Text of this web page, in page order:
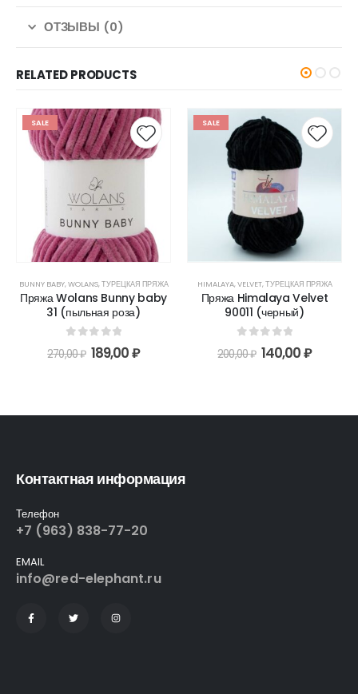
ОТЗЫВЫ (0)
RELATED PRODUCTS
SALE
BUNNY BABY,WOLANS,ТУРЕЦКАЯ ПРЯЖА
Пряжа Wolans Bunny baby
31 (пыльная роза)
out of 5
270,00₽ 189,00₽
SALE
HIMALAYA,VELVET,ТУРЕЦКАЯ ПРЯЖА
Пряжа Himalaya Velvet
90011 (черный)
out of 5
200,00₽ 140,00₽
Контактная информация
Телефон
+7 (963) 838-77-20
EMAIL
info@red-elephant.ru